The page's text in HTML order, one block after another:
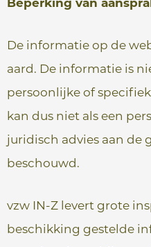
Beperking van
De informatie op de
aard. De informatie is
persoonlijke of
kan dus niet als een
juridisch advies aan de
beschouwd.
vzw IN-Z levert grote
beschikking gestelde